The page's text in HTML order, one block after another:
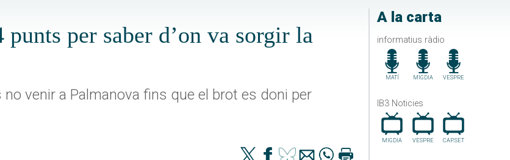
A la carta
informatius ràdio
MATÍ MIGDIA VESPRE
IB3 Noticies
MIGDIA VESPRE CAP.SET
per saber d’on va sorgir la
venir a Palmanova fins que el brot es doni per